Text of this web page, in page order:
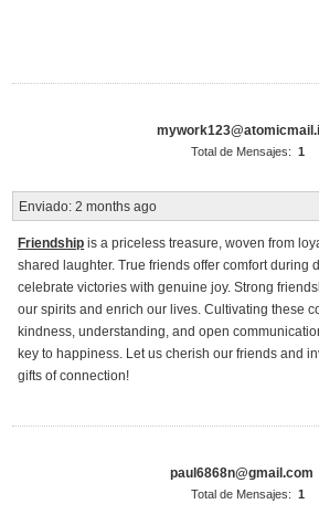
Total de Mensajes: 1
Enviado: 2 months ago
Friendship is a priceless treasure, woven from
shared laughter. True friends offer comfort during
celebrate victories with genuine joy. Strong
our spirits and enrich our lives. Cultivating these
kindness, understanding, and open
key to happiness. Let us cherish our friends and
gifts of connection!
paul6868n@gmail.com
Total de Mensajes: 1